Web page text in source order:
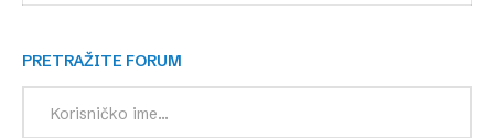
PRETRAŽITE FORUM